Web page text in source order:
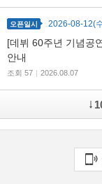
오픈일시 2026-08-12(
[데뷔 60주년 기념공
안내
조회 57 | 2026.08.07